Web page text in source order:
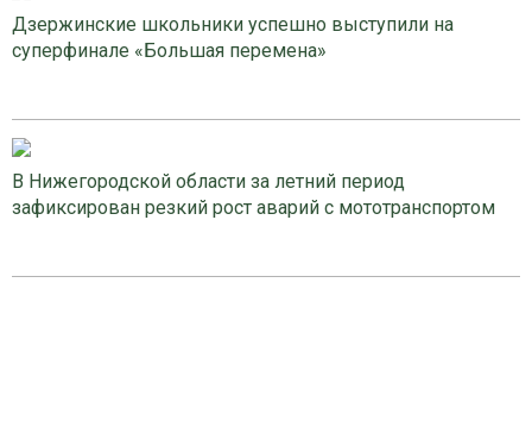
Дзержинские школьники успешно выступили на
суперфинале «Большая перемена»
В Нижегородской области за летний период
зафиксирован резкий рост аварий с мототранспортом